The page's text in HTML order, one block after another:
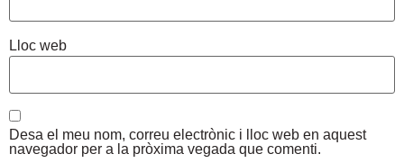
Lloc web
Desa el meu nom, correu electrònic i lloc web en aquest
navegador per a la pròxima vegada que comenti.